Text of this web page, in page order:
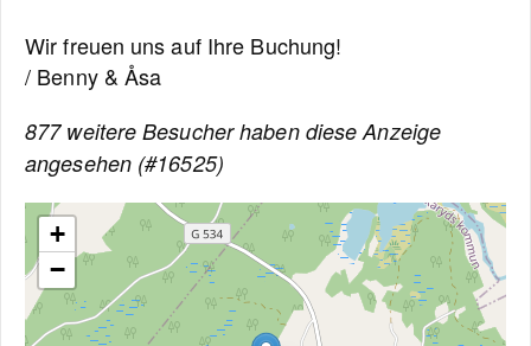
Wir freuen uns auf Ihre Buchung!
/ Benny & Åsa
877 weitere Besucher haben diese Anzeige
angesehen (#16525)
+
−